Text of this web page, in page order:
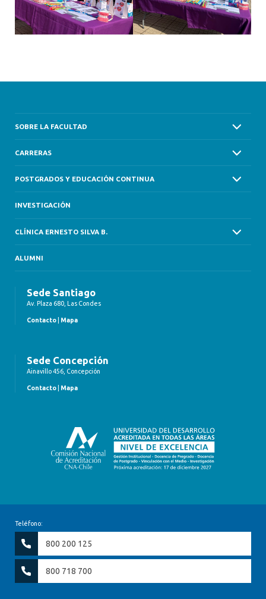
SOBRE LA FACULTAD
CARRERAS
POSTGRADOS Y EDUCACIÓN CONTINUA
INVESTIGACIÓN
CLÍNICA ERNESTO SILVA B.
ALUMNI
Sede Santiago
Av. Plaza 680, Las Condes
Contacto Mapa
Sede Concepción
Ainavillo 456, Concepción
Contacto Mapa
Teléfono:
800 200 125
800 718 700